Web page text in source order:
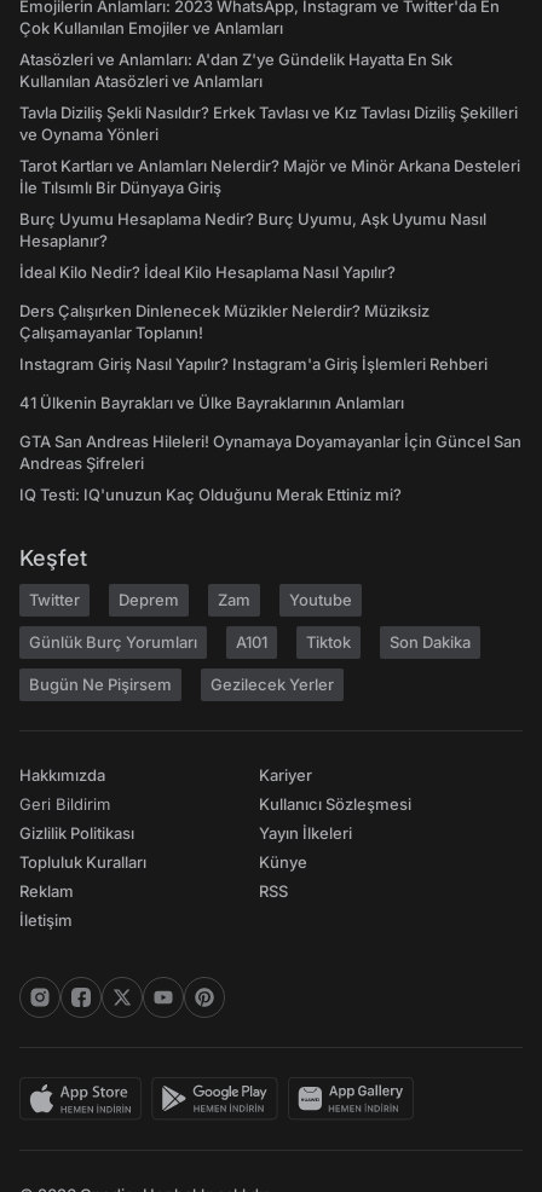
Emojilerin Anlamları: 2023 WhatsApp, Instagram ve Twitter'da En
Çok Kullanılan Emojiler ve Anlamları
Atasözleri ve Anlamları: A'dan Z'ye Gündelik Hayatta En Sık
Kullanılan Atasözleri ve Anlamları
Tavla Diziliş Şekli Nasıldır? Erkek Tavlası ve Kız Tavlası Diziliş Şekilleri
ve Oynama Yönleri
Tarot Kartları ve Anlamları Nelerdir? Majör ve Minör Arkana Desteleri
İle Tılsımlı Bir Dünyaya Giriş
Burç Uyumu Hesaplama Nedir? Burç Uyumu, Aşk Uyumu Nasıl
Hesaplanır?
İdeal Kilo Nedir? İdeal Kilo Hesaplama Nasıl Yapılır?
Ders Çalışırken Dinlenecek Müzikler Nelerdir? Müziksiz
Çalışamayanlar Toplanın!
Instagram Giriş Nasıl Yapılır? Instagram'a Giriş İşlemleri Rehberi
41 Ülkenin Bayrakları ve Ülke Bayraklarının Anlamları
GTA San Andreas Hileleri! Oynamaya Doyamayanlar İçin Güncel San
Andreas Şifreleri
IQ Testi: IQ'unuzun Kaç Olduğunu Merak Ettiniz mi?
Keşfet
Twitter Deprem Zam Youtube
Günlük Burç Yorumları A101 Tiktok Son Dakika
Bugün Ne Pişirsem Gezilecek Yerler
Hakkımızda
Geri Bildirim
Gizlilik Politikası
Topluluk Kuralları
Reklam
İletişim
Kariyer
Kullanıcı Sözleşmesi
Yayın İlkeleri
Künye
RSS